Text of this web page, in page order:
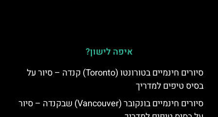
איפה לישון?
סיורים חינמיים בטורונטו (Toronto) קנדה – סיור על
בסיס טיפים למדריך
סיורים חינמיים בונקובר (Vancouver) שבקנדה – סיור